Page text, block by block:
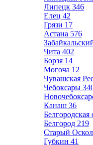
Липецк 346
Елец 42
Грязи 17
Астана 576
Чита 402
Борзя 14
Могоча 12
Чувашская
Чебоксары
Канаш 36
Белгородская
Белгород 219
Старый Оскол
Губкин 41